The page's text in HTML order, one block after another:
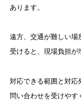
あります。
遠方、交通が難しい場
受けると、現場負担が
対応できる範囲と対応
問い合わせを受けやす